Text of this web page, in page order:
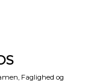
Faglighed og